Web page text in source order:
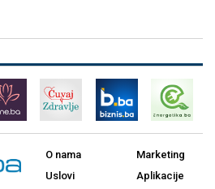
O nama
Uslovi
Marketing
Aplikacije